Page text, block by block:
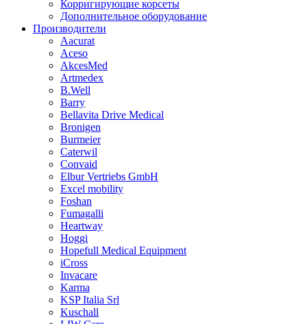
Корригирующие корсеты
Дополнительное оборудование
Производители
Aacurat
Aceso
AkcesMed
Artmedex
B.Well
Barry
Bellavita Drive Medical
Bronigen
Burmeier
Caterwil
Convaid
Elbur Vertriebs GmbH
Excel mobility
Foshan
Fumagalli
Heartway
Hoggi
Hopefull Medical Equipment
iCross
Invacare
Karma
KSP Italia Srl
Kuschall